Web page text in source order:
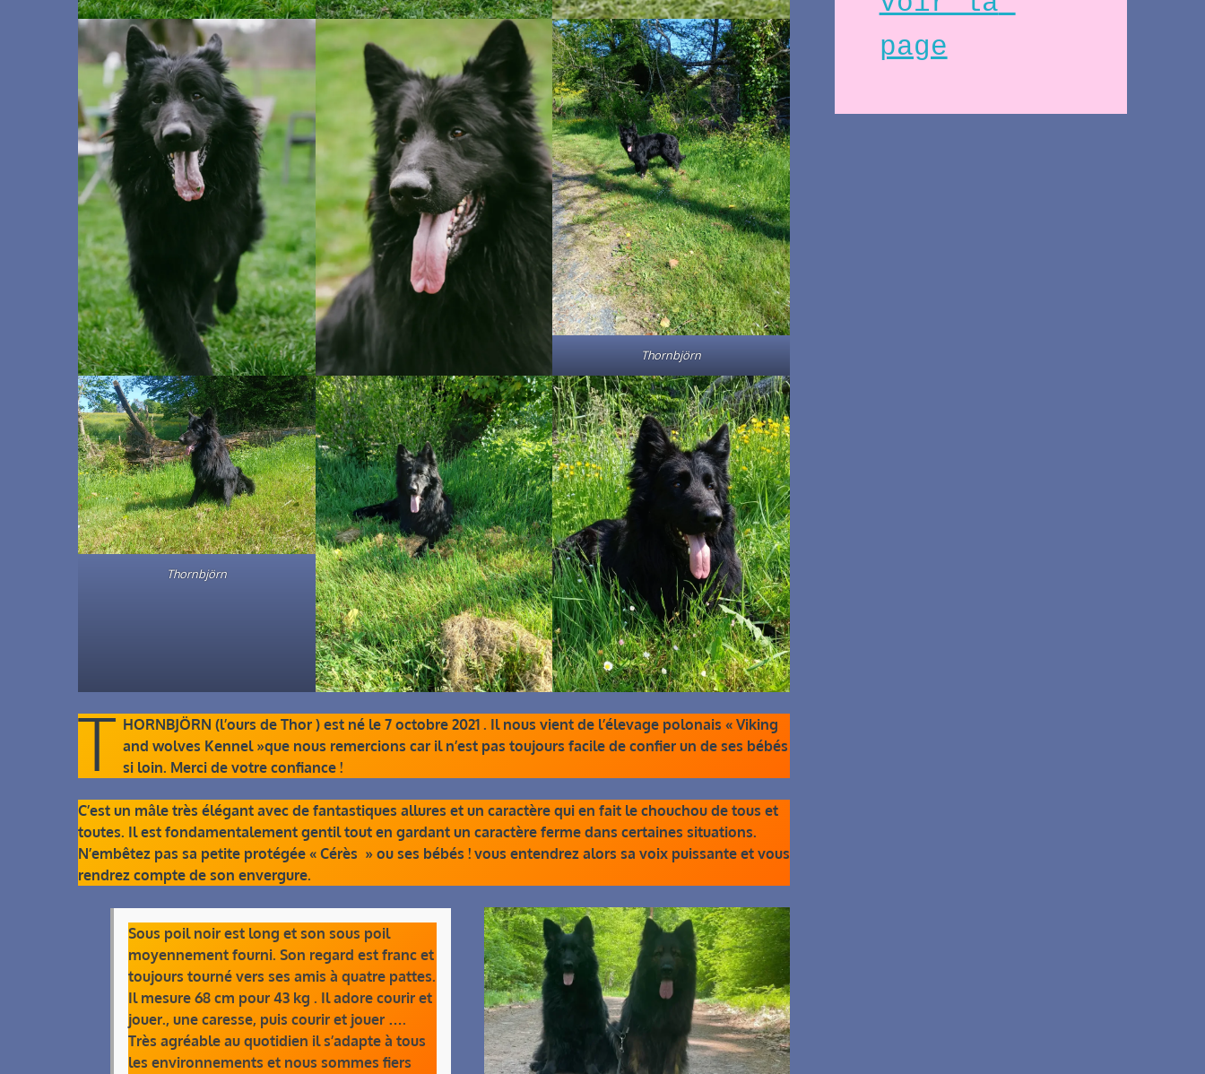
Thornbjörn
Thornbjörn
T HORNBJÖRN (l’ours de Thor ) est né le 7 octobre 2021 . Il nous vient de l’élevage polonais « Viking
and wolves Kennel »que nous remercions car il n’est pas toujours facile de confier un de ses bébés
si loin. Merci de votre confiance !
C’est un mâle très élégant avec de fantastiques allures et un caractère qui en fait le chouchou de tous et
toutes. Il est fondamentalement gentil tout en gardant un caractère ferme dans certaines situations.
N’embêtez pas sa petite protégée « Cérès » ou ses bébés ! vous entendrez alors sa voix puissante et vous
rendrez compte de son envergure.
Sous poil noir est long et son sous poil
moyennement fourni. Son regard est franc et
toujours tourné vers ses amis à quatre pattes.
Il mesure 68 cm pour 43 kg . Il adore courir et
jouer., une caresse, puis courir et jouer ….
Très agréable au quotidien il s’adapte à tous
les environnements et nous sommes fiers
page